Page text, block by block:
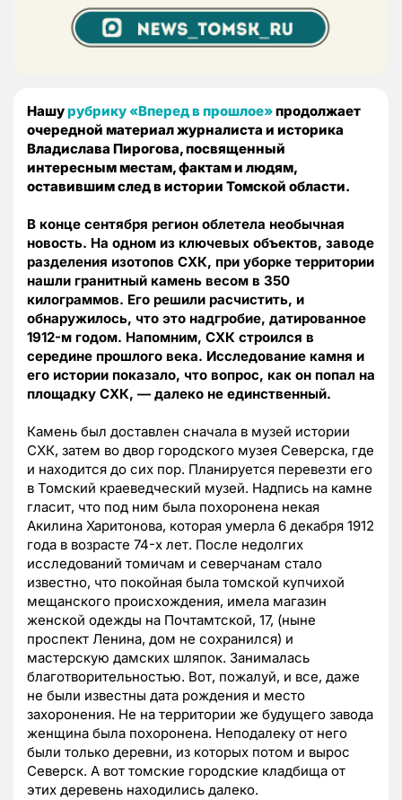
Нашурубрику «Вперед в прошлое»продолжает
очередной материал журналиста и историка
Владислава Пирогова, посвященный
интересным местам, фактам и людям,
оставившим след в истории Томской области.
В конце сентября регион облетела необычная
новость. На одном из ключевых объектов, заводе
разделения изотопов СХК, при уборке территории
нашли гранитный камень весом в 350
килограммов. Его решили расчистить, и
обнаружилось, что это надгробие, датированное
1912-м годом. Напомним, СХК строился в
середине прошлого века. Исследование камня и
его истории показало, что вопрос, как он попал на
площадку СХК, — далеко не единственный.
Камень был доставлен сначала в музей истории
СХК, затем во двор городского музея Северска, где
и находится до сих пор. Планируется перевезти его
в Томский краеведческий музей. Надпись на камне
гласит, что под ним была похоронена некая
Акилина Харитонова, которая умерла 6 декабря 1912
года в возрасте 74-х лет. После недолгих
исследований томичам и северчанам стало
известно, что покойная была томской купчихой
мещанского происхождения, имела магазин
женской одежды на Почтамтской, 17, (ныне
проспект Ленина, дом не сохранился) и
мастерскую дамских шляпок. Занималась
благотворительностью. Вот, пожалуй, и все, даже
не были известны дата рождения и место
захоронения. Не на территории же будущего завода
женщина была похоронена. Неподалеку от него
были только деревни, из которых потом и вырос
Северск. А вот томские городские кладбища от
этих деревень находились далеко.